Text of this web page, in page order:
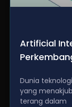
Artificial
Dunia
yang
terang dalam